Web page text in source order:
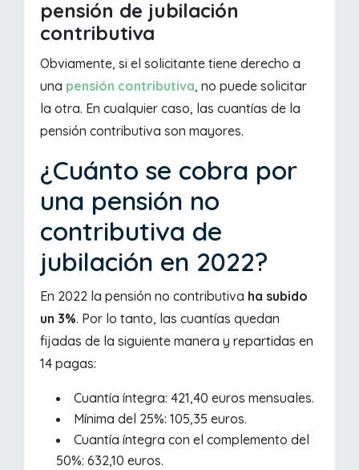
pensión de jubilación
contributiva
Obviamente, si el solicitante tiene derecho a
una pensión contributiva, no puede solicitar
la otra. En cualquier caso, las cuantías de la
pensión contributiva son mayores.
¿Cuánto se cobra por
una pensión no
contributiva de
jubilación en 2022?
En 2022 la pensión no contributiva ha subido
un 3%. Por lo tanto, las cuantías quedan
fijadas de la siguiente manera y repartidas en
14 pagas:
Cuantía íntegra: 421,40 euros mensuales.
Mínima del 25%: 105,35 euros.
Cuantía íntegra con el complemento del
50%: 632,10 euros.